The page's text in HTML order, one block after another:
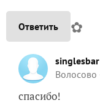
Ответить ✿
singlesbar
Волосово
спасибо!